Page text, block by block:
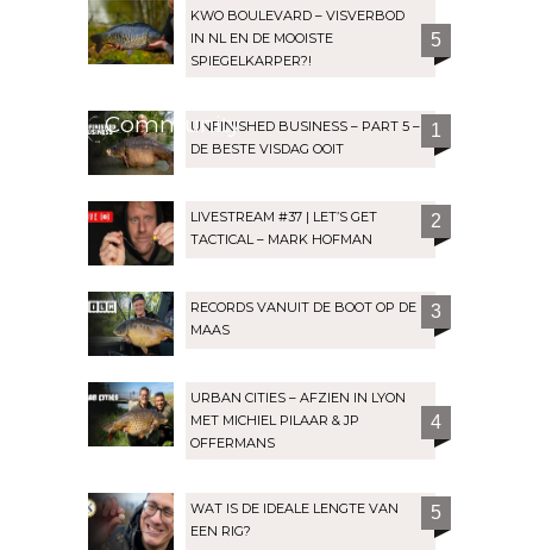
KWO BOULEVARD – VISVERBOD
IN NL EN DE MOOISTE
SPIEGELKARPER?!
5
CommunityUNFINISHED BUSINESS – PART 5 –
DE BESTE VISDAG OOIT
1
LIVESTREAM #37 | LET’S GET
TACTICAL – MARK HOFMAN
2
RECORDS VANUIT DE BOOT OP DE
MAAS
3
URBAN CITIES – AFZIEN IN LYON
MET MICHIEL PILAAR & JP
OFFERMANS
4
WAT IS DE IDEALE LENGTE VAN
EEN RIG?
5